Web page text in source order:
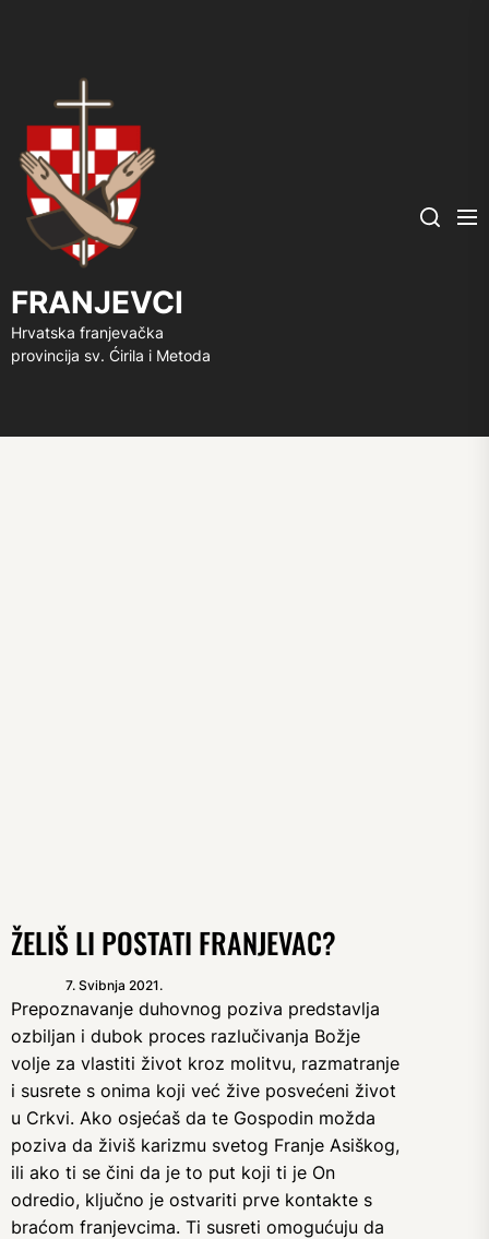
FRANJEVCI
Hrvatska franjevačka
provincija sv. Ćirila i Metoda
Search
ŽELIŠ LI POSTATI FRANJEVAC?
7. Svibnja 2021.
Prepoznavanje duhovnog poziva predstavlja
ozbiljan i dubok proces razlučivanja Božje
volje za vlastiti život kroz molitvu, razmatranje
i susrete s onima koji već žive posvećeni život
u Crkvi. Ako osjećaš da te Gospodin možda
poziva da živiš karizmu svetog Franje Asiškog,
ili ako ti se čini da je to put koji ti je On
odredio, ključno je ostvariti prve kontakte s
braćom franjevcima. Ti susreti omogućuju da